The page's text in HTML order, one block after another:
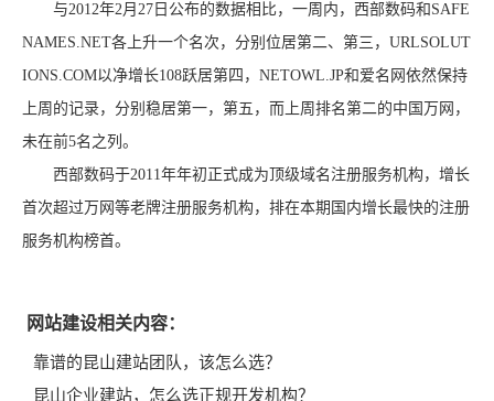
与2012年2月27日公布的数据相比，一周内，西部数码和SAFE
NAMES.NET各上升一个名次，分别位居第二、第三，URLSOLUT
IONS.COM以净增长108跃居第四，NETOWL.JP和爱名网依然保持
上周的记录，分别稳居第一，第五，而上周排名第二的中国万网，
未在前5名之列。
西部数码于2011年年初正式成为顶级域名注册服务机构，增长
首次超过万网等老牌注册服务机构，排在本期国内增长最快的注册
服务机构榜首。
网站建设相关内容：
靠谱的昆山建站团队，该怎么选？
昆山企业建站，怎么选正规开发机构？